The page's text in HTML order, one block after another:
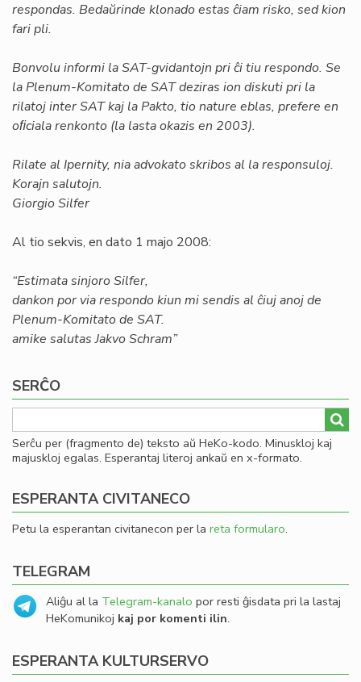
respondas. Bedaŭrinde klonado estas ĉiam risko, sed kion
fari pli.
Bonvolu informi la SAT-gvidantojn pri ĉi tiu respondo. Se
la Plenum-Komitato de SAT deziras ion diskuti pri la
rilatoj inter SAT kaj la Pakto, tio nature eblas, prefere en
oﬁciala renkonto (la lasta okazis en 2003).
Rilate al Ipernity, nia advokato skribos al la responsuloj.
Korajn salutojn.
Giorgio Silfer
Al tio sekvis, en dato 1 majo 2008:
“Estimata sinjoro Silfer,
dankon por via respondo kiun mi sendis al ĉiuj anoj de
Plenum-Komitato de SAT.
amike salutas Jakvo Schram”
SERĈO
Serĉu per (fragmento de) teksto aŭ HeKo-kodo. Minuskloj kaj
majuskloj egalas. Esperantaj literoj ankaŭ en x-formato.
ESPERANTA CIVITANECO
Petu la esperantan civitanecon per la reta formularo.
TELEGRAM
Aliĝu al la Telegram-kanalo por resti ĝisdata pri la lastaj
HeKomunikoj kaj por komenti ilin.
ESPERANTA KULTURSERVO